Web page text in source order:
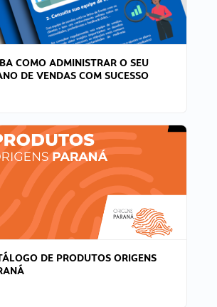
COMO ADMINISTRAR O SEU
DE VENDAS COM SUCESSO
DE PRODUTOS ORIGENS